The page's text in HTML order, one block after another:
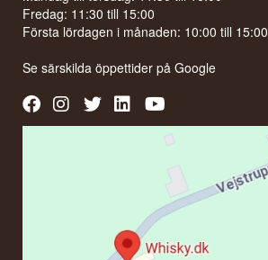
Fredag: 11:30 till 15:00
Första lördagen i månaden: 10:00 till 15:00
Se särskilda öppettider påGoogle